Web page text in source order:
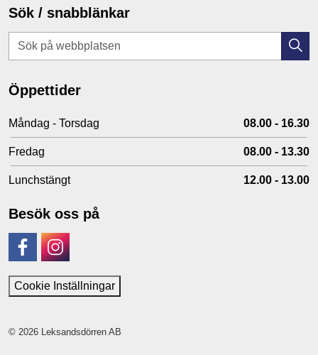
Sök / snabblänkar
Öppettider
Måndag - Torsdag 08.00 - 16.30
Fredag 08.00 - 13.30
Lunchstängt 12.00 - 13.00
Besök oss på
FacebookInstagram
Cookie Inställningar
© 2026 Leksandsdörren AB